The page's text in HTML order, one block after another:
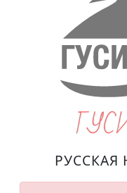
РУССКАЯ